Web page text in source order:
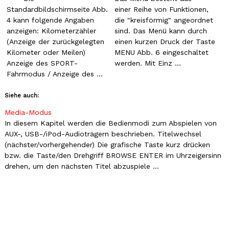
Standardbildschirmseite Abb.
4 kann folgende Angaben
anzeigen: Kilometerzähler
(Anzeige der zurückgelegten
Kilometer oder Meilen)
Anzeige des SPORT-
Fahrmodus / Anzeige des ...
einer Reihe von Funktionen,
die "kreisförmig" angeordnet
sind. Das Menü kann durch
einen kurzen Druck der Taste
MENU Abb. 6 eingeschaltet
werden. Mit Einz ...
Siehe auch:
Media-Modus
In diesem Kapitel werden die Bedienmodi zum Abspielen von
AUX-, USB-/iPod-Audioträgern beschrieben. Titelwechsel
(nächster/vorhergehender) Die grafische Taste kurz drücken
bzw. die Taste/den Drehgriff BROWSE ENTER im Uhrzeigersinn
drehen, um den nächsten Titel abzuspiele ...